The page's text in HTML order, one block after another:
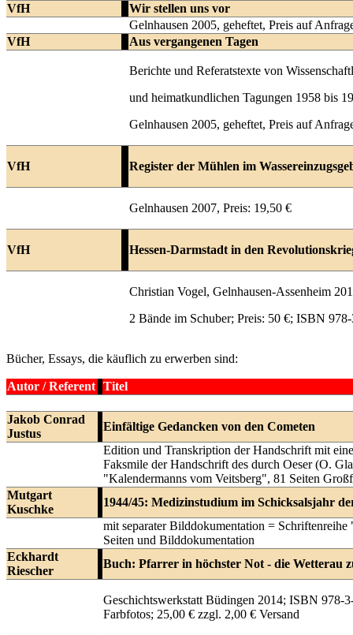
VfH
Wir stellen uns vor
Gelnhausen 2005, geheftet, Preis auf
VfH
Aus vergangenen Tagen
Berichte und Referatstexte von
und heimatkundlichen Tagungen 1958 bis
Gelnhausen 2005, geheftet, Preis auf
VfH Register der Mühlen im
Gelnhausen 2007, Preis: 19,50 €
VfH Hessen-Darmstadt in den
Christian Vogel, Gelnhausen-Assenheim
2 Bände im Schuber; Preis: 50 €; ISBN
Bücher, Essays, die käuflich zu erwerben sind:
Autor / Referent Titel
Jakob Conrad
Justus
Einfältige Gedancken von den Cometen
Edition und Transkription der Handschrift mit
Faksmile der Handschrift des durch Oeser (O.
"Kalendermanns vom Veitsberg", 81 Seiten
Mutgart
Kuschke
1944/45: Medizinstudium im Schicksalsjahr
mit separater Bilddokumentation =
Seiten und Bilddokumentation
Eckhardt
Riescher
Buch: Pfarrer in höchster Not - die Wetterau
Geschichtswerkstatt Büdingen 2014; ISBN 978-
Farbfotos; 25,00 € zzgl. 2,00 € Versand